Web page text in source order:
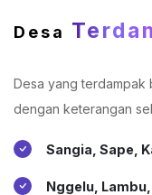
Desa
Desa yang terdampak
dengan keterangan
Sangia, Sape,
Nggelu,